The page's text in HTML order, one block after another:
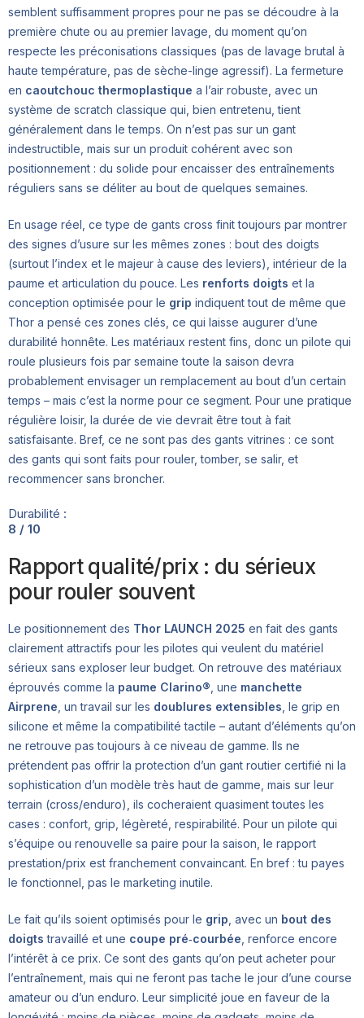
semblent suffisamment propres pour ne pas se découdre à la
première chute ou au premier lavage, du moment qu’on
respecte les préconisations classiques (pas de lavage brutal à
haute température, pas de sèche-linge agressif). La fermeture
en caoutchouc thermoplastique a l’air robuste, avec un
système de scratch classique qui, bien entretenu, tient
généralement dans le temps. On n’est pas sur un gant
indestructible, mais sur un produit cohérent avec son
positionnement : du solide pour encaisser des entraînements
réguliers sans se déliter au bout de quelques semaines.
En usage réel, ce type de gants cross finit toujours par montrer
des signes d’usure sur les mêmes zones : bout des doigts
(surtout l’index et le majeur à cause des leviers), intérieur de la
paume et articulation du pouce. Les renforts doigts et la
conception optimisée pour le grip indiquent tout de même que
Thor a pensé ces zones clés, ce qui laisse augurer d’une
durabilité honnête. Les matériaux restent fins, donc un pilote qui
roule plusieurs fois par semaine toute la saison devra
probablement envisager un remplacement au bout d’un certain
temps – mais c’est la norme pour ce segment. Pour une pratique
régulière loisir, la durée de vie devrait être tout à fait
satisfaisante. Bref, ce ne sont pas des gants vitrines : ce sont
des gants qui sont faits pour rouler, tomber, se salir, et
recommencer sans broncher.
Durabilité :
8 / 10
Rapport qualité/prix : du sérieux
pour rouler souvent
Le positionnement des Thor LAUNCH 2025 en fait des gants
clairement attractifs pour les pilotes qui veulent du matériel
sérieux sans exploser leur budget. On retrouve des matériaux
éprouvés comme la paume Clarino® , une manchette
Airprene , un travail sur les doublures extensibles , le grip en
silicone et même la compatibilité tactile – autant d’éléments qu’on
ne retrouve pas toujours à ce niveau de gamme. Ils ne
prétendent pas offrir la protection d’un gant routier certifié ni la
sophistication d’un modèle très haut de gamme, mais sur leur
terrain (cross/enduro), ils cocheraient quasiment toutes les
cases : confort, grip, légèreté, respirabilité. Pour un pilote qui
s’équipe ou renouvelle sa paire pour la saison, le rapport
prestation/prix est franchement convaincant. En bref : tu payes
le fonctionnel, pas le marketing inutile.
Le fait qu’ils soient optimisés pour le grip , avec un bout des
doigts travaillé et une coupe pré‑courbée , renforce encore
l’intérêt à ce prix. Ce sont des gants qu’on peut acheter pour
l’entraînement, mais qui ne feront pas tache le jour d’une course
amateur ou d’un enduro. Leur simplicité joue en faveur de la